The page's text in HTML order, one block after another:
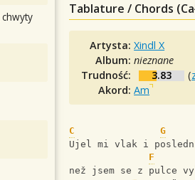
Tablature / Chords
Artysta:Xindl X
Album:nieznane
Trudność:
3.83 (
Akord:Am
C G
Ujel mi vlak i
F
než jsem se z pulce
chwyty